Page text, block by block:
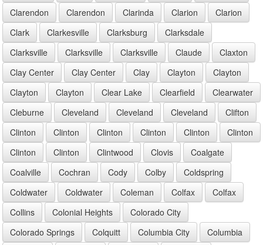
Clarendon
Clarendon Clarinda Clarion
Clarion
Clark
Clarkesville Clarksburg
Clarksdale
Clarksville
Clarksville Clarksville Claude
Claxton
Clay Center
Clay Center Clay Clayton
Clayton
Clayton
Clayton Clear Lake Clearfield
Clearwater
Cleburne
Cleveland Cleveland Cleveland
Clifton
Clinton
Clinton Clinton Clinton Clinton
Clinton
Clinton
Clinton Clintwood Clovis
Coalgate
Coalville
Cochran Cody Colby
Coldspring
Coldwater
Coldwater Coleman Colfax
Colfax
Collins
Colonial Heights
Colorado City
Colorado Springs
Colquitt Columbia City
Columbia